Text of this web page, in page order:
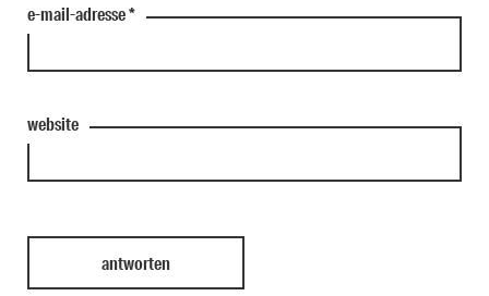
e-mail-adresse*
website